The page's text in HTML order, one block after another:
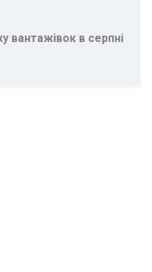
вантажівок в серпні